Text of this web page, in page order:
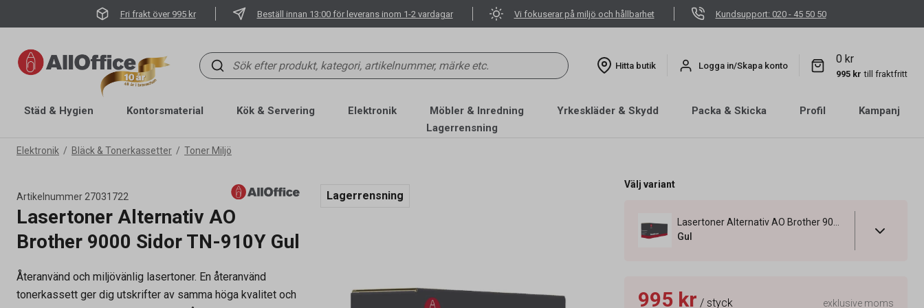
Fri frakt över 995 kr Beställ innan 13:00 för leverans inom 1-2 vardagar Vi fokuserar på miljö och hållbarhet Kundsupport: 020 - 45 50 50
Hitta butik Logga in/Skapa konto
0 kr
995 kr till fraktfritt
Städ & Hygien Kontorsmaterial Kök & Servering Elektronik Möbler & Inredning Yrkeskläder & Skydd Packa & Skicka Profil
Kampanj
Lagerrensning
Elektronik Bläck & Tonerkassetter Toner Miljö
Artikelnummer 27031722
Lasertoner Alternativ AO
Brother 9000 Sidor TN-910Y Gul
Återanvänd och miljövänlig lasertoner. En återanvänd
tonerkassett ger dig utskrifter av samma höga kvalitet och
Lagerrensning
Välj variant
Gul
995 kr / styck exklusive moms